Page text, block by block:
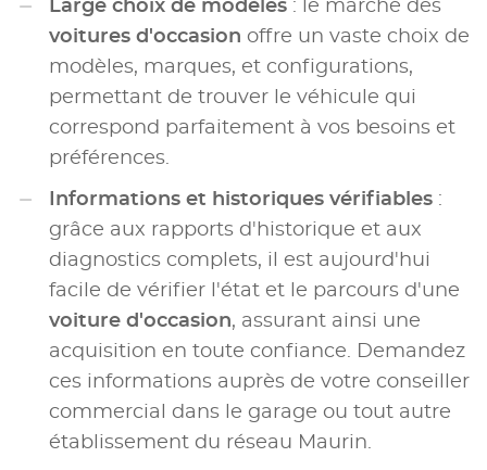
Large choix de modèles : le marché des
voitures d'occasion offre un vaste choix de
modèles, marques, et configurations,
permettant de trouver le véhicule qui
correspond parfaitement à vos besoins et
préférences.
Informations et historiques vérifiables :
grâce aux rapports d'historique et aux
diagnostics complets, il est aujourd'hui
facile de vérifier l'état et le parcours d'une
voiture d'occasion, assurant ainsi une
acquisition en toute confiance. Demandez
ces informations auprès de votre conseiller
commercial dans le garage ou tout autre
établissement du réseau Maurin.